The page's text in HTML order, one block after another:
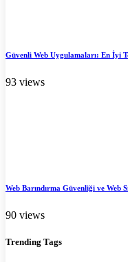
Güvenli Web Uygulamaları: En İyi
93 views
Web Barındırma Güvenliği ve Web
90 views
Trending Tags